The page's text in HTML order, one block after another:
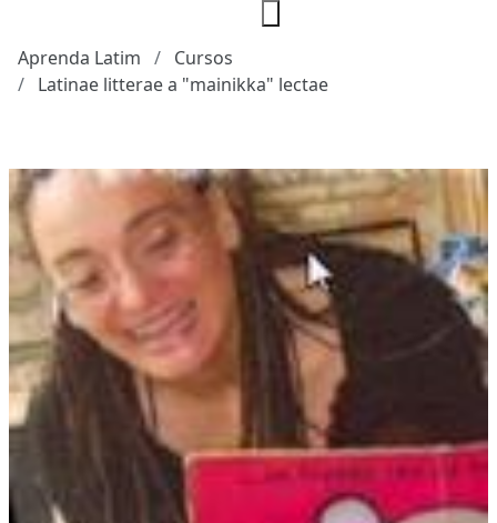
Aprenda Latim
Cursos
Latinae litterae a "mainikka" lectae